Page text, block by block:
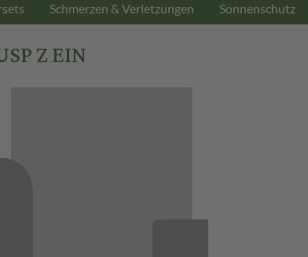
Schmerzen & Verletzungen Sonnenschutz
Z EIN